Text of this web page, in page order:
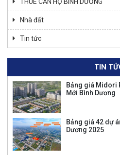
Nhà đất
Tin tức
TIN
Bảng giá Midori
Mới Bình Dương
Bảng giá 42 dự
Dương 2025